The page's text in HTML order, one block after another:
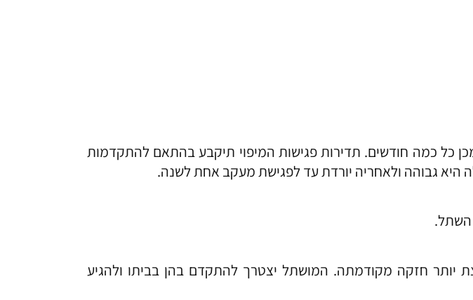
כל כמה חודשים. תדירות פגישות המיפוי תיקבע בהתאם להתקדמות
היא גבוהה ולאחריה יורדת עד לפגישת מעקב אחת לשנה.
השתל.
שמע, שכל אחת קצת יותר חזקה מקודמתה. המושתל יצטרך להתקדם בהן בביתו ולהגיע